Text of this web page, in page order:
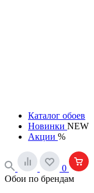
Каталог обоев
Новинки NEW
Акции %
0
Обои по брендам